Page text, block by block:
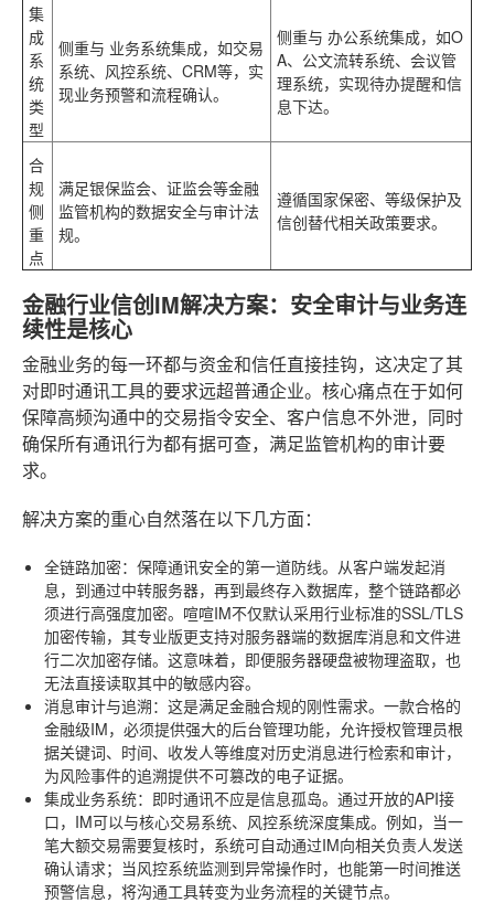
集
成
系
统
类
型
侧重与 业务系统集成，如交易
系统、风控系统、CRM等，实
现业务预警和流程确认。
侧重与 办公系统集成，如O
A、公文流转系统、会议管
理系统，实现待办提醒和信
息下达。
合
规
侧
重
点
满足银保监会、证监会等金融
监管机构的数据安全与审计法
规。
遵循国家保密、等级保护及
信创替代相关政策要求。
金融行业信创IM解决方案：安全审计与业务连
续性是核心
金融业务的每一环都与资金和信任直接挂钩，这决定了其
对即时通讯工具的要求远超普通企业。核心痛点在于如何
保障高频沟通中的交易指令安全、客户信息不外泄，同时
确保所有通讯行为都有据可查，满足监管机构的审计要
求。
解决方案的重心自然落在以下几方面：
全链路加密：保障通讯安全的第一道防线。从客户端发起消
息，到通过中转服务器，再到最终存入数据库，整个链路都必
须进行高强度加密。喧喧IM不仅默认采用行业标准的SSL/TLS
加密传输，其专业版更支持对服务器端的数据库消息和文件进
行二次加密存储。这意味着，即便服务器硬盘被物理盗取，也
无法直接读取其中的敏感内容。
消息审计与追溯：这是满足金融合规的刚性需求。一款合格的
金融级IM，必须提供强大的后台管理功能，允许授权管理员根
据关键词、时间、收发人等维度对历史消息进行检索和审计，
为风险事件的追溯提供不可篡改的电子证据。
集成业务系统：即时通讯不应是信息孤岛。通过开放的API接
口，IM可以与核心交易系统、风控系统深度集成。例如，当一
笔大额交易需要复核时，系统可自动通过IM向相关负责人发送
确认请求；当风控系统监测到异常操作时，也能第一时间推送
预警信息，将沟通工具转变为业务流程的关键节点。